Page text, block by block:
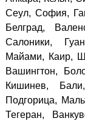
Сеул, София,
Белград,
Салоники,
Майами, Каир,
Вашингтон,
Кишинев,
Подгорица,
Тегеран,